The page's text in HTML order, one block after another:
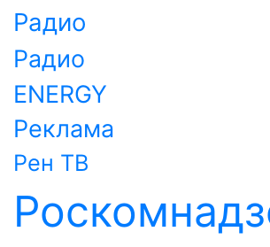
Радио
Радио
ENERGY
Реклама
Рен ТВ